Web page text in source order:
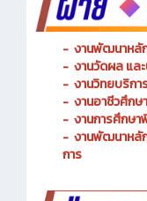
- งานพัฒนาหลั
- งานวัดผล แล
- งานวิทยบริกา
- งานอาชีวศึกษ
- งานการศึกษา
- งานพัฒนาหลั
การ